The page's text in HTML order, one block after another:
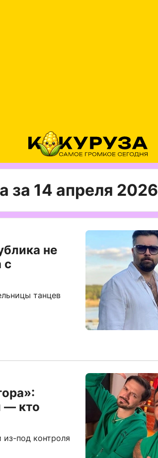
за 14 апреля 2026
не
с
танцев
— кто
под контроля